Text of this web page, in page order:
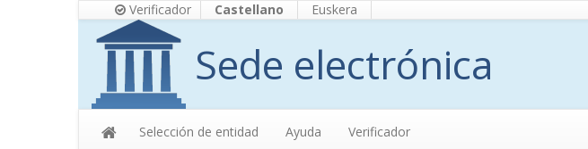
Verificador Castellano Euskera
Sede electrónica
Selección de entidad Ayuda Verificador